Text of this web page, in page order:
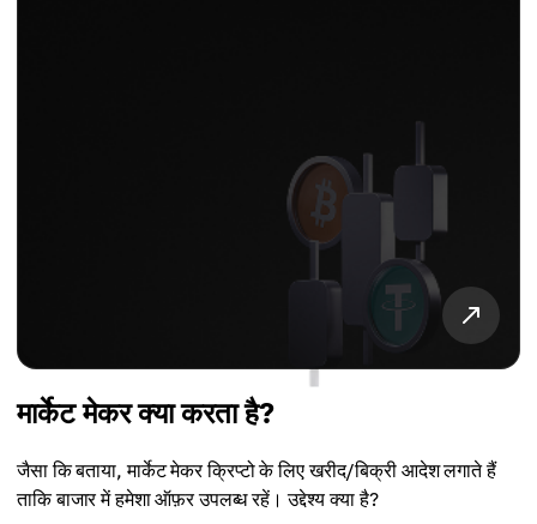
मार्केट मेकर क्या करता है?
जैसा कि बताया, मार्केट मेकर क्रिप्टो के लिए खरीद/बिक्री आदेश लगाते हैं
ताकि बाजार में हमेशा ऑफ़र उपलब्ध रहें। उद्देश्य क्या है?